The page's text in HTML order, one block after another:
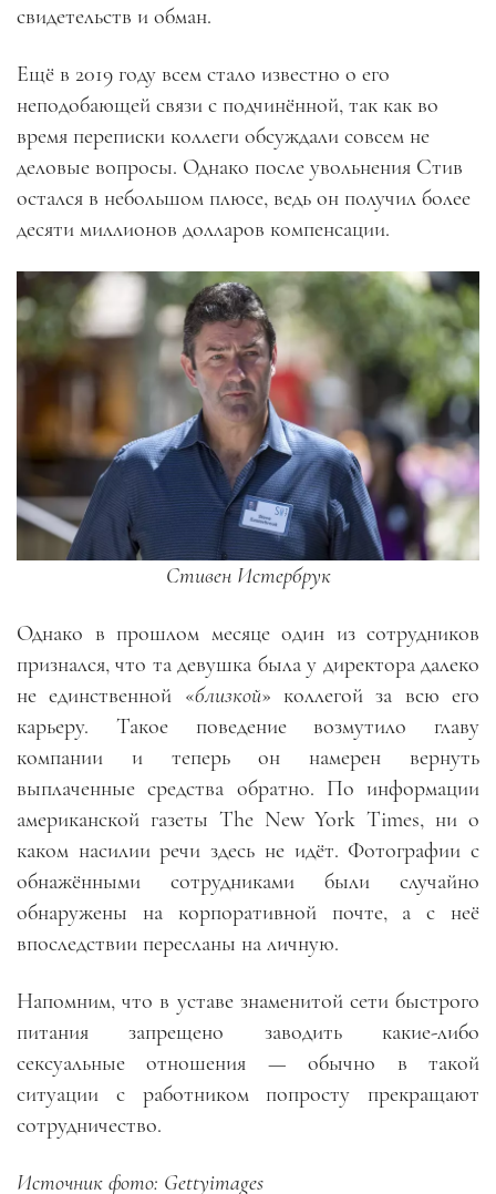
свидетельств и обман.
Ещё в 2019 году всем стало известно о его
неподобающей связи с подчинённой, так как во
время переписки коллеги обсуждали совсем не
деловые вопросы. Однако после увольнения Стив
остался в небольшом плюсе, ведь он получил более
десяти миллионов долларов компенсации.
Стивен Истербрук
Однако в прошлом месяце один из сотрудников
признался, что та девушка была у директора далеко
не единственной «близкой» коллегой за всю его
карьеру. Такое поведение возмутило главу
компании и теперь он намерен вернуть
выплаченные средства обратно. По информации
американской газеты The New York Times, ни о
каком насилии речи здесь не идёт. Фотографии с
обнажёнными сотрудниками были случайно
обнаружены на корпоративной почте, а с неё
впоследствии пересланы на личную.
Напомним, что в уставе знаменитой сети быстрого
питания запрещено заводить какие-либо
сексуальные отношения — обычно в такой
ситуации с работником попросту прекращают
сотрудничество.
Источник фото: Gettyimages